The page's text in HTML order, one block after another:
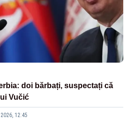
doi bărbați, suspectați că
Vučić
12:45